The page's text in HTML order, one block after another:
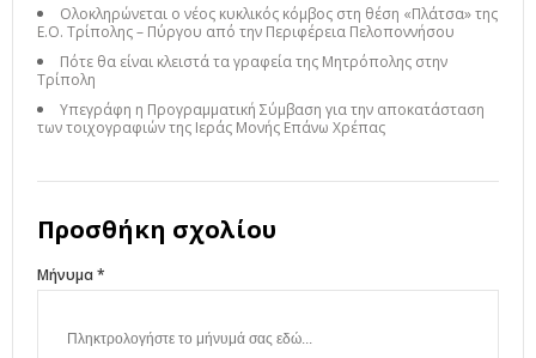
Ολοκληρώνεται ο νέος κυκλικός κόμβος στη θέση «Πλάτσα» της
Ε.Ο. Τρίπολης – Πύργου από την Περιφέρεια Πελοποννήσου
Πότε θα είναι κλειστά τα γραφεία της Μητρόπολης στην
Τρίπολη
Υπεγράφη η Προγραμματική Σύμβαση για την αποκατάσταση
των τοιχογραφιών της Ιεράς Μονής Επάνω Χρέπας
Προσθήκη σχολίου
Μήνυμα *